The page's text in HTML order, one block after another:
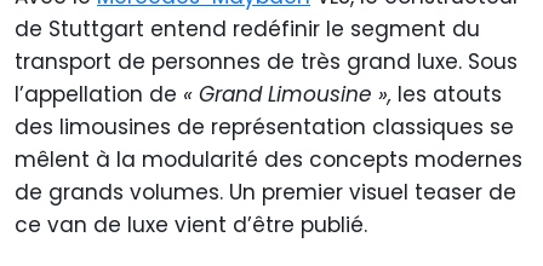
de Stuttgart entend redéfinir le segment du
transport de personnes de très grand luxe. Sous
l’appellation de « Grand Limousine », les atouts
des limousines de représentation classiques se
mêlent à la modularité des concepts modernes
de grands volumes. Un premier visuel teaser de
ce van de luxe vient d’être publié.